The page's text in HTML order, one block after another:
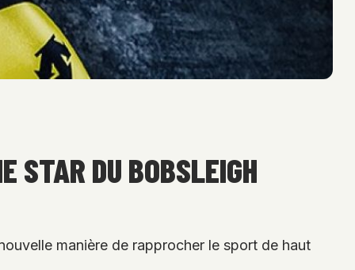
STAR DU BOBSLEIGH
manière de rapprocher le sport de haut